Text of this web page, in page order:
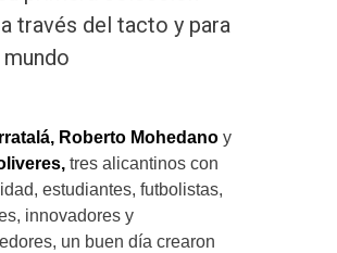
través del tacto y para
Roberto Mohedano y
tres alicantinos con
estudiantes, futbolistas,
innovadores y
un buen día crearon